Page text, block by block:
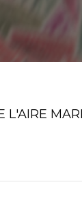
L'AIRE